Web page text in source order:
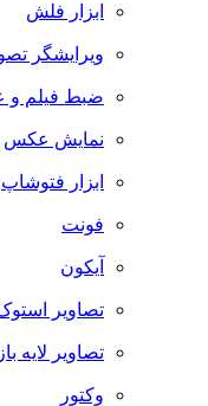
ابزار فلش
ویرایشگر تصویر
ضبط فيلم و عكس
نمایش عکس
ابزار فتوشاپ
فونت
آیکون
تصاویر استوک
تصاویر لایه باز
وکتور